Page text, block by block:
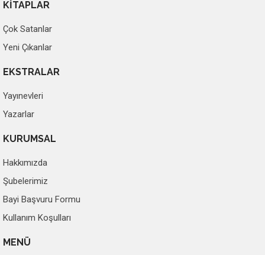
KİTAPLAR
Çok Satanlar
Yeni Çıkanlar
EKSTRALAR
Yayınevleri
Yazarlar
KURUMSAL
Hakkımızda
Şubelerimiz
Bayi Başvuru Formu
Kullanım Koşulları
MENÜ